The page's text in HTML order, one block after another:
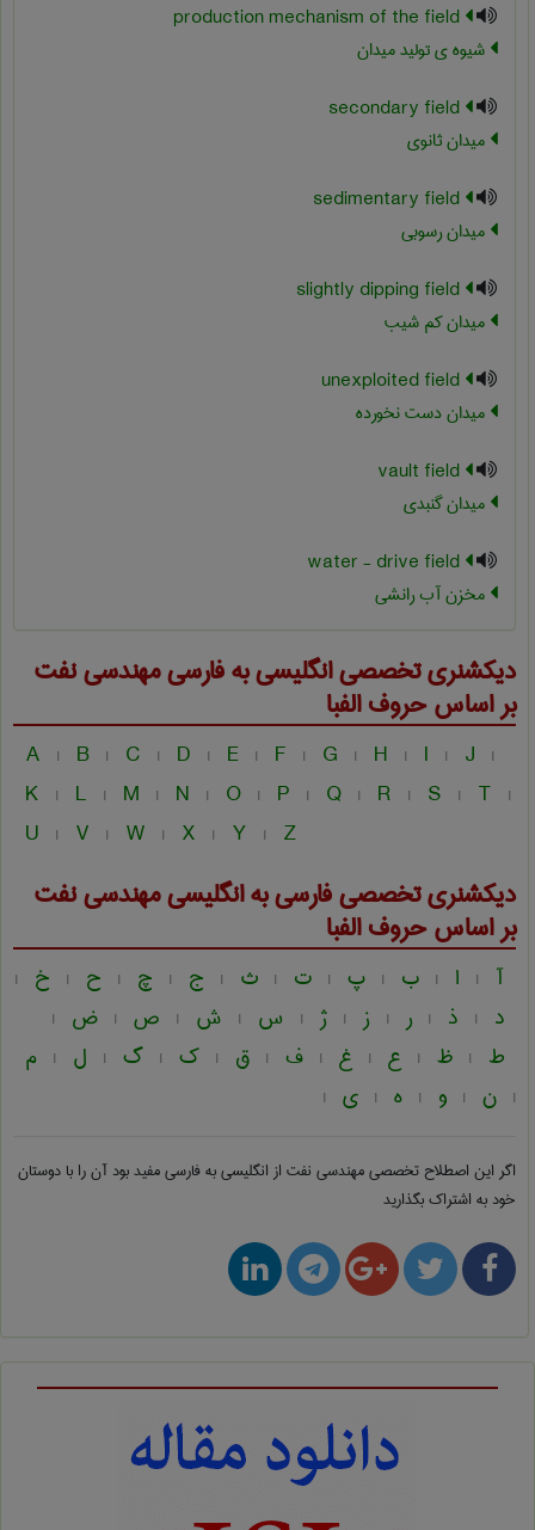
شیوه ی تولید میدان
میدان ثانوی
میدان رسوبی
میدان کم شیب
میدان دست نخورده
میدان گنبدی
مخزن آب رانشی
دیکشنری تخصصی انگلیسی به فارسیمهندسی نفت
بر اساس حروف الفبا
A | B | C | D | E | F | G | H | I | J |
K | L | M | N | O | P | Q | R | S | T |
U | V | W | X | Y | Z
دیکشنری تخصصی فارسی به انگلیسیمهندسی نفت
بر اساس حروف الفبا
آ | ا | ب | پ | ت | ث | ج | چ | ح | خ |
د | ذ | ر | ز | ژ | س | ش | ص | ض |
ط | ظ | ع | غ | ف | ق | ک | گ | ل | م
| ن | و | ه | ی |
اگر این اصطلاح تخصصیمهندسی نفت از انگلیسی به فارسیمفید بود آن را با دوستان
خود به اشتراک بگذارید